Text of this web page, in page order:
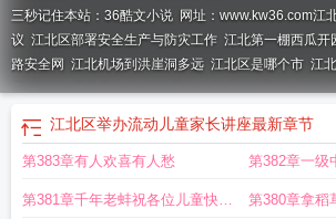
三秒记住本站：36酷文小说 网址：www.kw36.com江
议 江北区部署安全生产与防灾工作 江北第一棚西瓜开
路安全网 江北机场到洪崖洞多远 江北区是哪个市 江
天江北在哪里哪个省江北区发布寒潮蓝色预警江北
北新区启红包子店成立
江北新区属于哪个区 江北新
落实
迎新进展江北大学江北社保局电话咨询电话江北区
北机场到重庆市区多远江北人是哪里人江北区两位企
江北区举办流动儿童家长讲座最新章节
第383章有人欢喜有人愁 第382章一级
第381章千年老蚌祝各位儿童快乐 第380章拿稻